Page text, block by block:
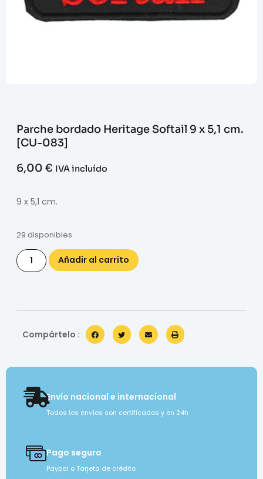
Parche bordado Heritage Softail 9 x 5,1 cm.
[CU-083]
6,00 € IVA incluído
9 x 5,1 cm.
29 disponibles
Añadir al carrito
Compártelo :
Envío nacional e internacional
Todos los envíos son certificados y en 24h
Pago seguro
Paypal o Tarjeta de crédito